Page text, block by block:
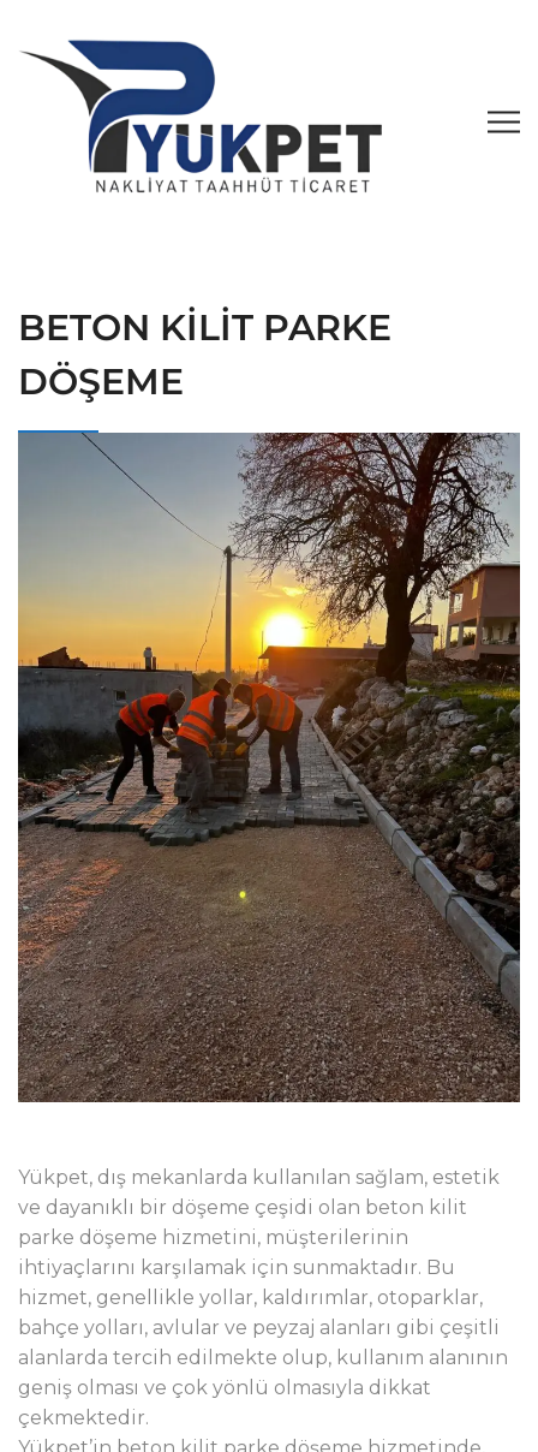
BETON KİLİT PARKE
DÖŞEME
Yükpet, dış mekanlarda kullanılan sağlam, estetik
ve dayanıklı bir döşeme çeşidi olan beton kilit
parke döşeme hizmetini, müşterilerinin
ihtiyaçlarını karşılamak için sunmaktadır. Bu
hizmet, genellikle yollar, kaldırımlar, otoparklar,
bahçe yolları, avlular ve peyzaj alanları gibi çeşitli
alanlarda tercih edilmekte olup, kullanım alanının
geniş olması ve çok yönlü olmasıyla dikkat
çekmektedir.